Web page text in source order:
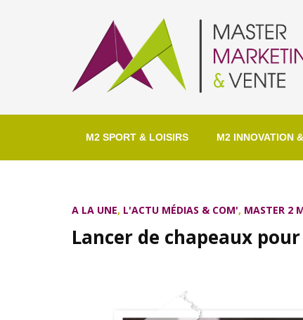
M2 SPORT & LOISIRS M2 INNOVATION
A LA UNE, L'ACTU MÉDIAS & COM', MASTER 2
Lancer de chapeaux